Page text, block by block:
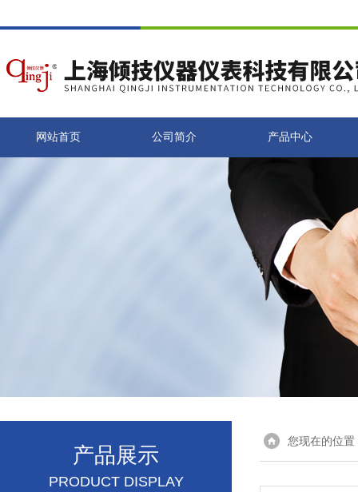
网站首页 公司简介 产品中心
产品展示
PRODUCT DISPLAY
您现在的位置